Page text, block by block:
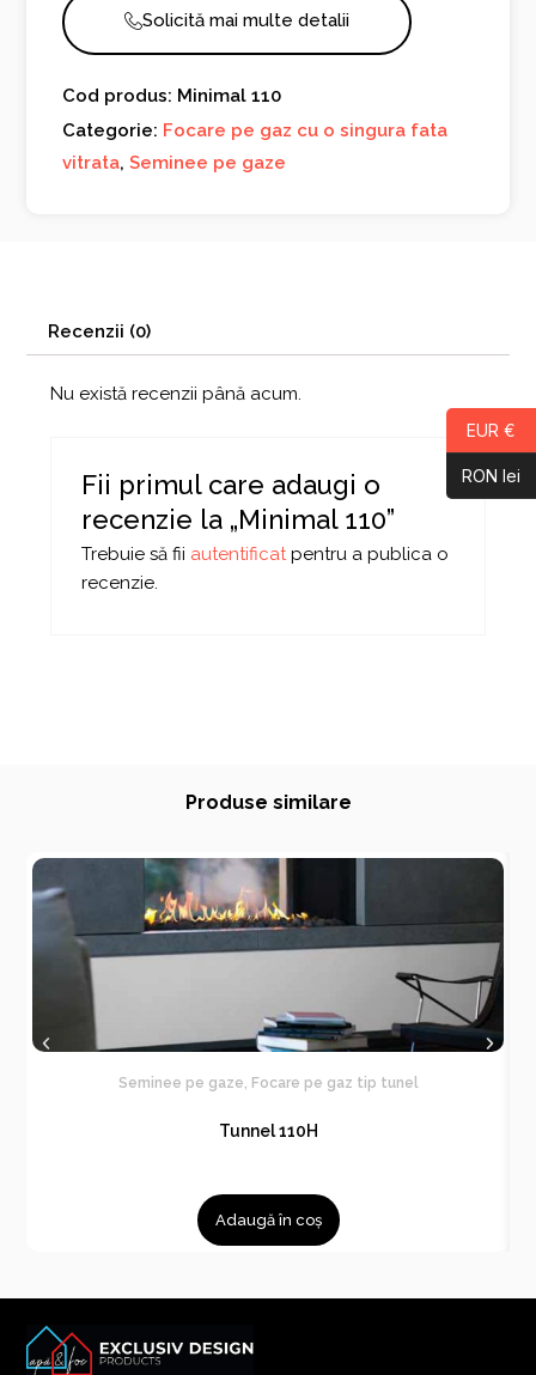
Solicită mai multe detalii
Cod produs: Minimal 110
Categorie: Focare pe gaz cu o singura fata
vitrata,Seminee pe gaze
Recenzii (0)
Nu există recenzii până acum.
Fii primul care adaugi o
recenzie la „Minimal 110”
Trebuie să fii autentificatpentru a publica o
recenzie.
Produse similare
Seminee pe gaze, Focare pe gaz tip tunel
Tunnel 110H
Adaugă în coș
EUR €
RON lei